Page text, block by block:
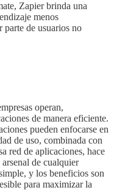
Zapier brinda una
menos
de usuarios no
operan,
de manera eficiente.
pueden enfocarse en
de uso, combinada con
red de aplicaciones, hace
de cualquier
y los beneficios son
para maximizar la